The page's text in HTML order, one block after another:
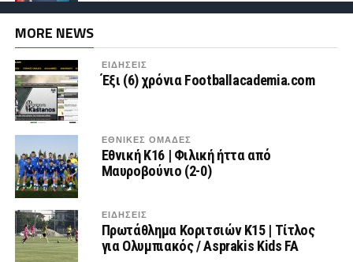
MORE NEWS
ΕΙΔΗΣΕΙΣ
Έξι (6) χρόνια Footballacademia.com
ΕΘΝΙΚΕΣ ΟΜΑΔΕΣ
Εθνική Κ16 | Φιλική ήττα από
Μαυροβούνιο (2-0)
ΕΙΔΗΣΕΙΣ
Πρωτάθλημα Κοριτσιών Κ15 | Τίτλος
για Ολυμπιακός / Asprakis Kids FA